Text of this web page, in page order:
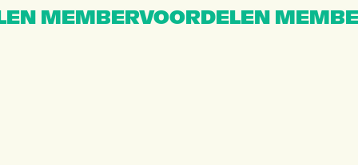
MEMBERVOORDELEN